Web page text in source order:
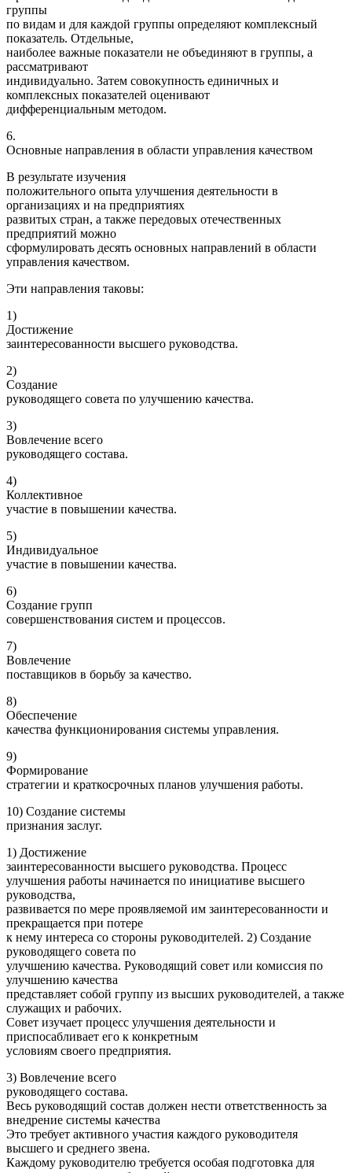
группы
по видам и для каждой группы определяют комплексный
показатель. Отдельные,
наиболее важные показатели не объединяют в группы, а
рассматривают
индивидуально. Затем совокупность единичных и
комплексных показателей оценивают
дифференциальным методом.
6.
Основные направления в области управления качеством
В результате изучения
положительного опыта улучшения деятельности в
организациях и на предприятиях
развитых стран, а также передовых отечественных
предприятий можно
сформулировать десять основных направлений в области
управления качеством.
Эти направления таковы:
1)
Достижение
заинтересованности высшего руководства.
2)
Создание
руководящего совета по улучшению качества.
3)
Вовлечение всего
руководящего состава.
4)
Коллективное
участие в повышении качества.
5)
Индивидуальное
участие в повышении качества.
6)
Создание групп
совершенствования систем и процессов.
7)
Вовлечение
поставщиков в борьбу за качество.
8)
Обеспечение
качества функционирования системы управления.
9)
Формирование
стратегии и краткосрочных планов улучшения работы.
10) Создание системы
признания заслуг.
1) Достижение
заинтересованности высшего руководства. Процесс
улучшения работы начинается по инициативе высшего
руководства,
развивается по мере проявляемой им заинтересованности и
прекращается при потере
к нему интереса со стороны руководителей. 2) Создание
руководящего совета по
улучшению качества. Руководящий совет или комиссия по
улучшению качества
представляет собой группу из высших руководителей, а также
служащих и рабочих.
Совет изучает процесс улучшения деятельности и
приспосабливает его к конкретным
условиям своего предприятия.
3) Вовлечение всего
руководящего состава.
Весь руководящий состав должен нести ответственность за
внедрение системы качества
Это требует активного участия каждого руководителя
высшего и среднего звена.
Каждому руководителю требуется особая подготовка для